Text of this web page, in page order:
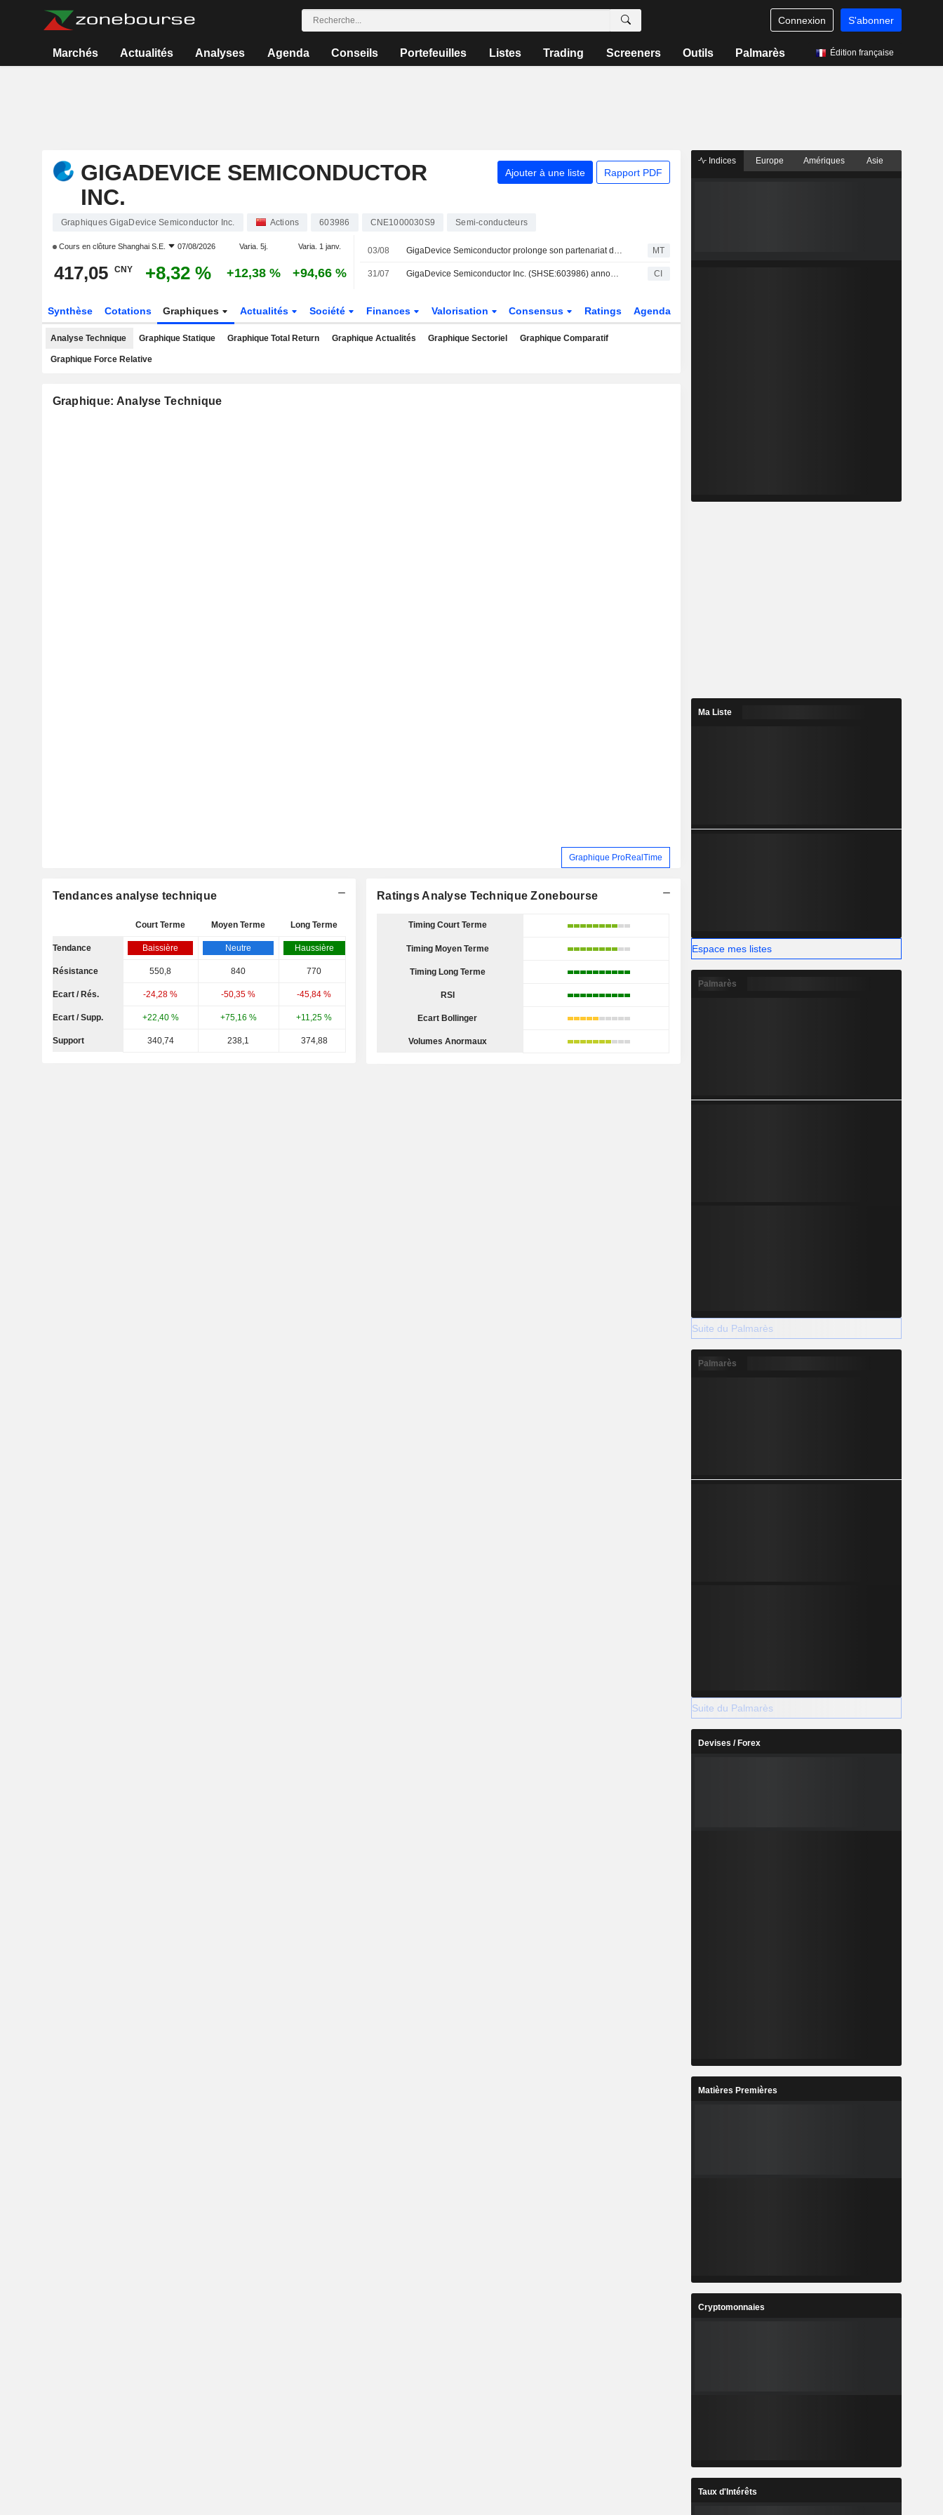
Connexion S'abonner
Marchés Actualités Analyses Agenda Conseils Portefeuilles Listes Trading Screeners Outils Palmarès Édition française
GIGADEVICE SEMICONDUCTOR
INC.
Ajouter à une liste Rapport PDF
Graphiques GigaDevice Semiconductor Inc. Actions 603986 CNE1000030S9 Semi-conducteurs
Cours en clôture Shanghai S.E. 07/08/2026 Varia. 5j. Varia. 1 janv.
417,05 CNY +8,32 % +12,38 % +94,66 %
03/08 GigaDevice Semiconductor prolonge son partenariat d'investissement jusqu'en 2027 ; le titre chute de 8 % MT
31/07 GigaDevice Semiconductor Inc. (SHSE:603986) annonce un programme de rachat d'actions pour un montant de 2 000 millions CNY. CI
Synthèse Cotations Graphiques Actualités Société Finances Valorisation Consensus Ratings Agenda
Analyse Technique Graphique Statique Graphique Total Return Graphique Actualités Graphique Sectoriel Graphique Comparatif
Graphique Force Relative
Graphique: Analyse Technique
Graphique ProRealTime
Tendances analyse technique
Court Terme Moyen Terme Long Terme
Tendance Baissière Neutre Haussière
Résistance 550,8 840 770
Ecart / Rés. -24,28 % -50,35 % -45,84 %
Ecart / Supp. +22,40 % +75,16 % +11,25 %
Support 340,74 238,1 374,88
Ratings Analyse Technique Zonebourse
Timing Court Terme
Timing Moyen Terme
Timing Long Terme
RSI
Ecart Bollinger
Volumes Anormaux
Indices Europe Amériques Asie
Ma Liste
Espace mes listes
Palmarès
Suite du Palmarès
Palmarès
Suite du Palmarès
Devises / Forex
Matières Premières
Cryptomonnaies
Taux d'Intérêts